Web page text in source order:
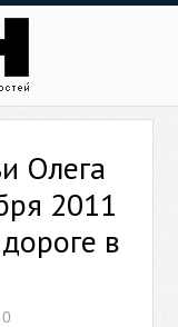
Олега
2011
в
0